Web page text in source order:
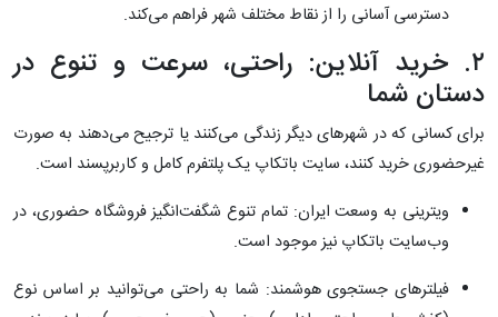
دسترسی آسانی را از نقاط مختلف شهر فراهم می‌کند.
۲. خرید آنلاین: راحتی، سرعت و تنوع در
دستان شما
برای کسانی که در شهرهای دیگر زندگی می‌کنند یا ترجیح می‌دهند به صورت
غیرحضوری خرید کنند، سایت باتکاپ یک پلتفرم کامل و کاربرپسند است.
ویترینی به وسعت ایران: تمام تنوع شگفت‌انگیز فروشگاه حضوری، در
وب‌سایت باتکاپ نیز موجود است.
فیلترهای جستجوی هوشمند: شما به راحتی می‌توانید بر اساس نوع